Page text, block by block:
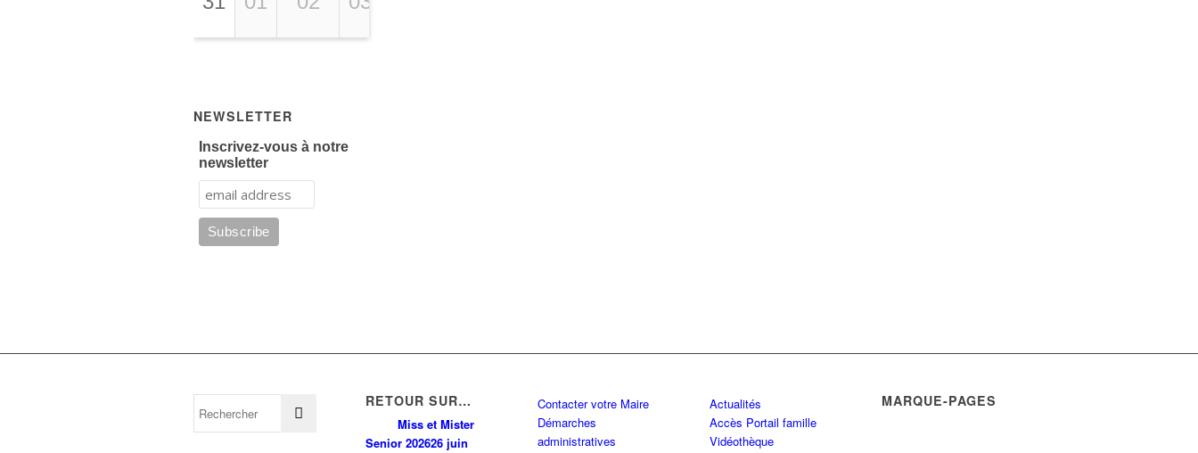
NEWSLETTER
Inscrivez-vous à notre
newsletter
RETOUR SUR…
Miss et Mister
Senior 202626 juin
Contacter votre Maire
Démarches
administratives
Actualités
Accès Portail famille
Vidéothèque
MARQUE-PAGES